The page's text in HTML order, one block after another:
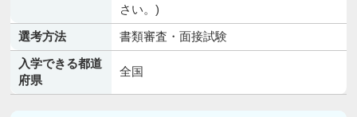
さい。)
選考方法
書類審査・面接試験
入学できる都道
府県
全国